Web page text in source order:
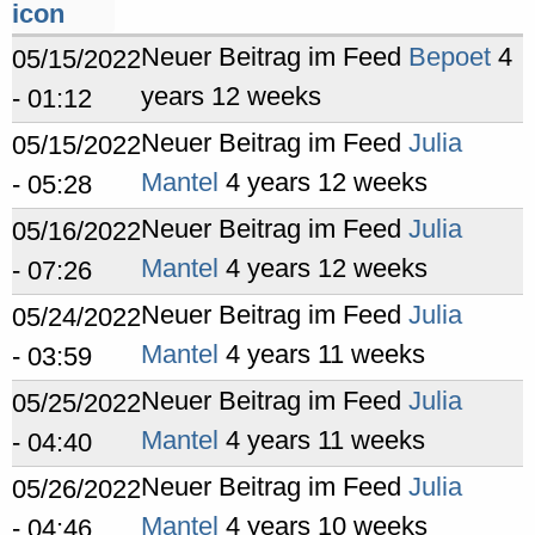
05/15/2022
- 01:12
Neuer Beitrag im Feed Bepoet 4
years 12 weeks
05/15/2022
- 05:28
Neuer Beitrag im Feed Julia
Mantel 4 years 12 weeks
05/16/2022
- 07:26
Neuer Beitrag im Feed Julia
Mantel 4 years 12 weeks
05/24/2022
- 03:59
Neuer Beitrag im Feed Julia
Mantel 4 years 11 weeks
05/25/2022
- 04:40
Neuer Beitrag im Feed Julia
Mantel 4 years 11 weeks
05/26/2022
- 04:46
Neuer Beitrag im Feed Julia
Mantel 4 years 10 weeks